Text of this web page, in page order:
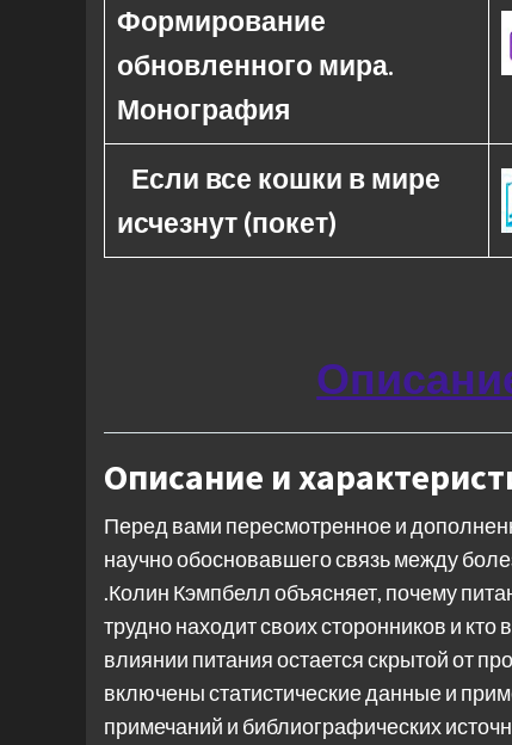
Формирование
обновленного мира.
Монография
Если все кошки в мире
исчезнут (покет)
Описание и
Перед вами пересмотренное и
научно обосновавшего связь между
.Колин Кэмпбелл объясняет, почему
трудно находит своих сторонников и
влиянии питания остается скрытой от
включены статистические данные и
примечаний и библиографических